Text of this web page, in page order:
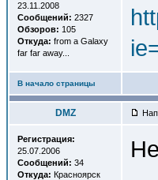
23.11.2008
Сообщений: 2327
Обзоров: 105
Откуда: from a Galaxy
far far away...
В начало страницы
DMZ
Регистрация:
25.07.2006
Сообщений: 34
Откуда: Красноярск